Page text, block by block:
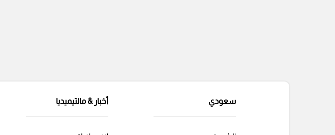
سعودي أخبار & مالتيميديا